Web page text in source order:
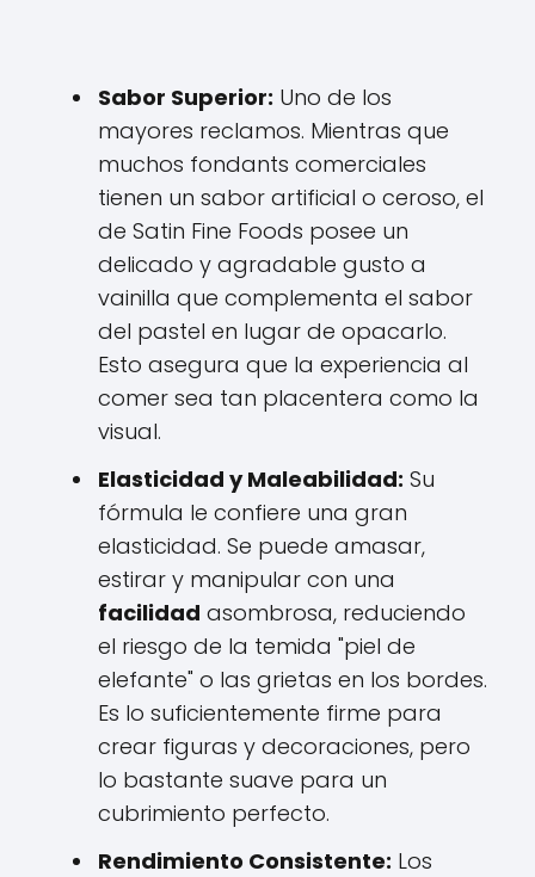
Sabor Superior: Uno de los
mayores reclamos. Mientras que
muchos fondants comerciales
tienen un sabor artificial o ceroso, el
de Satin Fine Foods posee un
delicado y agradable gusto a
vainilla que complementa el sabor
del pastel en lugar de opacarlo.
Esto asegura que la experiencia al
comer sea tan placentera como la
visual.
Elasticidad y Maleabilidad: Su
fórmula le confiere una gran
elasticidad. Se puede amasar,
estirar y manipular con una
facilidad asombrosa, reduciendo
el riesgo de la temida "piel de
elefante" o las grietas en los bordes.
Es lo suficientemente firme para
crear figuras y decoraciones, pero
lo bastante suave para un
cubrimiento perfecto.
Rendimiento Consistente: Los